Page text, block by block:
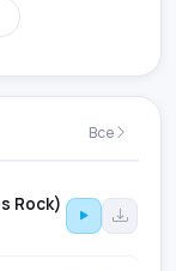
Все
Rock)